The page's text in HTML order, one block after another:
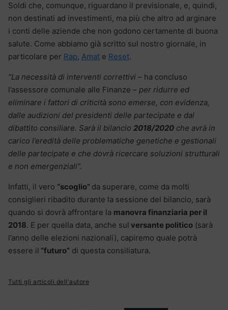
Soldi che, comunque, riguardano il previsionale, e, quindi,
non destinati ad investimenti, ma più che altro ad arginare
i conti delle aziende che non godono certamente di buona
salute. Come abbiamo già scritto sul nostro giornale, in
particolare per Rap, Amat e Reset.
“La necessità di interventi correttivi – ha concluso
l’assessore comunale alle Finanze – per ridurre ed
eliminare i fattori di criticità sono emerse, con evidenza,
dalle audizioni del presidenti delle partecipate e dal
dibattito consiliare. Sarà il bilancio 2018/2020 che avrà in
carico l’eredità delle problematiche genetiche e gestionali
delle partecipate e che dovrà ricercare soluzioni strutturali
e non emergenziali”.
Infatti, il vero “scoglio” da superare, come da molti
consiglieri ribadito durante la sessione del bilancio, sarà
quando si dovrà affrontare la manovra finanziaria per il
2018. E per quella data, anche sul versante politico (sarà
l’anno delle elezioni nazionali), capiremo quale potrà
essere il “futuro” di questa consiliatura.
Tutti gli articoli dell'autore